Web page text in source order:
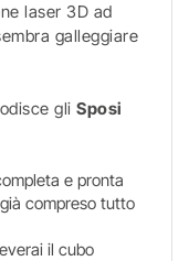
laser 3D ad
galleggiare
gli Sposi
e pronta
compreso tutto
il cubo